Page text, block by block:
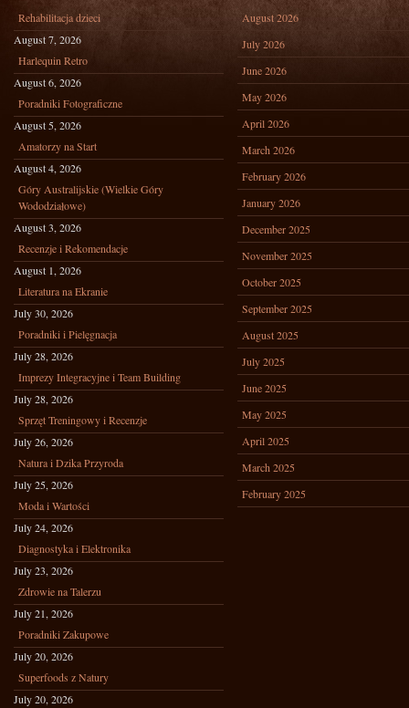
Rehabilitacja dzieci
August 7, 2026
Harlequin Retro
August 6, 2026
Poradniki Fotograficzne
August 5, 2026
Amatorzy na Start
August 4, 2026
Góry Australijskie (Wielkie Góry
Wododziałowe)
August 3, 2026
Recenzje i Rekomendacje
August 1, 2026
Literatura na Ekranie
July 30, 2026
Poradniki i Pielęgnacja
July 28, 2026
Imprezy Integracyjne i Team Building
July 28, 2026
Sprzęt Treningowy i Recenzje
July 26, 2026
Natura i Dzika Przyroda
July 25, 2026
Moda i Wartości
July 24, 2026
Diagnostyka i Elektronika
July 23, 2026
Zdrowie na Talerzu
July 21, 2026
Poradniki Zakupowe
July 20, 2026
Superfoods z Natury
July 20, 2026
August 2026
July 2026
June 2026
May 2026
April 2026
March 2026
February 2026
January 2026
December 2025
November 2025
October 2025
September 2025
August 2025
July 2025
June 2025
May 2025
April 2025
March 2025
February 2025